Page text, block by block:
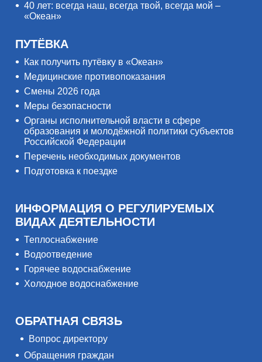
40 лет: всегда наш, всегда твой, всегда мой –
«Океан»
ПУТЁВКА
Как получить путёвку в «Океан»
Медицинские противопоказания
Смены 2026 года
Меры безопасности
Органы исполнительной власти в сфере
образования и молодёжной политики субъектов
Российской Федерации
Перечень необходимых документов
Подготовка к поездке
ИНФОРМАЦИЯ О РЕГУЛИРУЕМЫХ
ВИДАХ ДЕЯТЕЛЬНОСТИ
Теплоснабжение
Водоотведение
Горячее водоснабжение
Холодное водоснабжение
ОБРАТНАЯ СВЯЗЬ
Вопрос директору
Обращения граждан